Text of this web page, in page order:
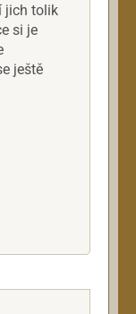
jich tolik
si je
ještě